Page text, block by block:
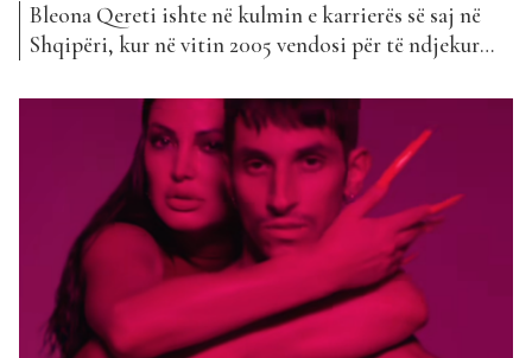
Bleona Qereti ishte në kulmin e karrierës së saj në
Shqipëri, kur në vitin 2005 vendosi për të ndjekur
nisur rrugëtimin në industrinë konkurruese të
muzikës në botë, nga zero. Në karrierën muzikore
bashkëpunon me emra të njohur ndërkombëtarisht si
Timbaland, Rodney...